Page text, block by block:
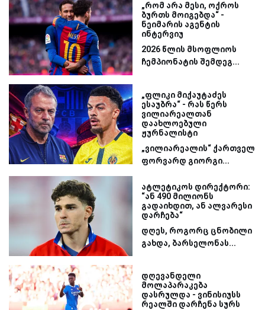
„რომ არა მესი, ოქროს
ბურთს მოიგებდა“ -
ნეიმარის აგენტის
ინტერვიუ
2026 წლის მსოფლიოს
ჩემპიონატის შემდეგ...
„ფლიკი მიქაუტაძეს
ესაუბრა“ - რას წერს
ვილიარეალთან
დაახლოებული
ჟურნალისტი
„ვილიარეალის“ ქართველ
ფორვარდ გიორგი...
ატლეტიკოს დირექტორი:
“ან 490 მილიონს
გადაიხდით, ან ალვარესი
დარჩება“
დღეს, როგორც ცნობილი
გახდა, ბარსელონას...
დღევანდელი
მოლაპარაკება
დასრულდა - ვინისიუსს
რეალში დარჩენა სურს